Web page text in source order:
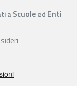
a Scuoleed Enti